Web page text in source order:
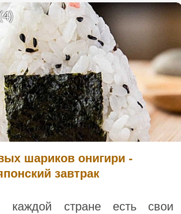
шариков онигири -
завтрак
каждой стране есть свои